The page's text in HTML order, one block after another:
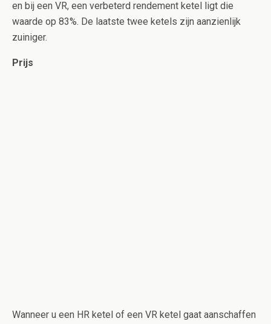
en bij een VR, een verbeterd rendement ketel ligt die
waarde op 83%. De laatste twee ketels zijn aanzienlijk
zuiniger.
Prijs
Wanneer u een HR ketel of een VR ketel gaat aanschaffen